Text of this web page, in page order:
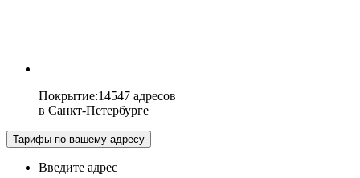
Покрытие:14547 адресов
в Санкт-Петербурге
Тарифы по вашему адресу
Введите адрес